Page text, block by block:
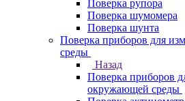
Поверка рупора
Поверка шумомера
Поверка шунта
Поверка приборов для
среды
Назад
Поверка приборов
окружающей среды